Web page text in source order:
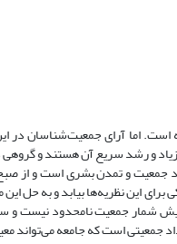
اما آرای جمعیت‌شناسان در
و رشد سریع آن هستند و گروهی
جمعیت و تمدن بشری است و از
این نظریه‌ها بیابد و به حل
شمار جمعیت نامحدود نیست و
است که جامعه می‌تواند